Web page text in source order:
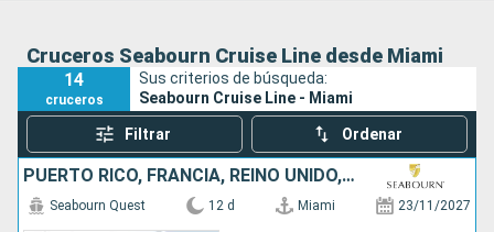
Buscar
Cruceros Seabourn Cruise Line desde Miami
14
cruceros
Sus criterios de búsqueda:
Seabourn Cruise Line - Miami
Filtrar Ordenar
PUERTO RICO, FRANCIA, REINO UNIDO, CANADÁ, ESTADOS UNIDOS
Seabourn Quest 12 d Miami 23/11/2027